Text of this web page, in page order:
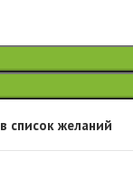
список желаний